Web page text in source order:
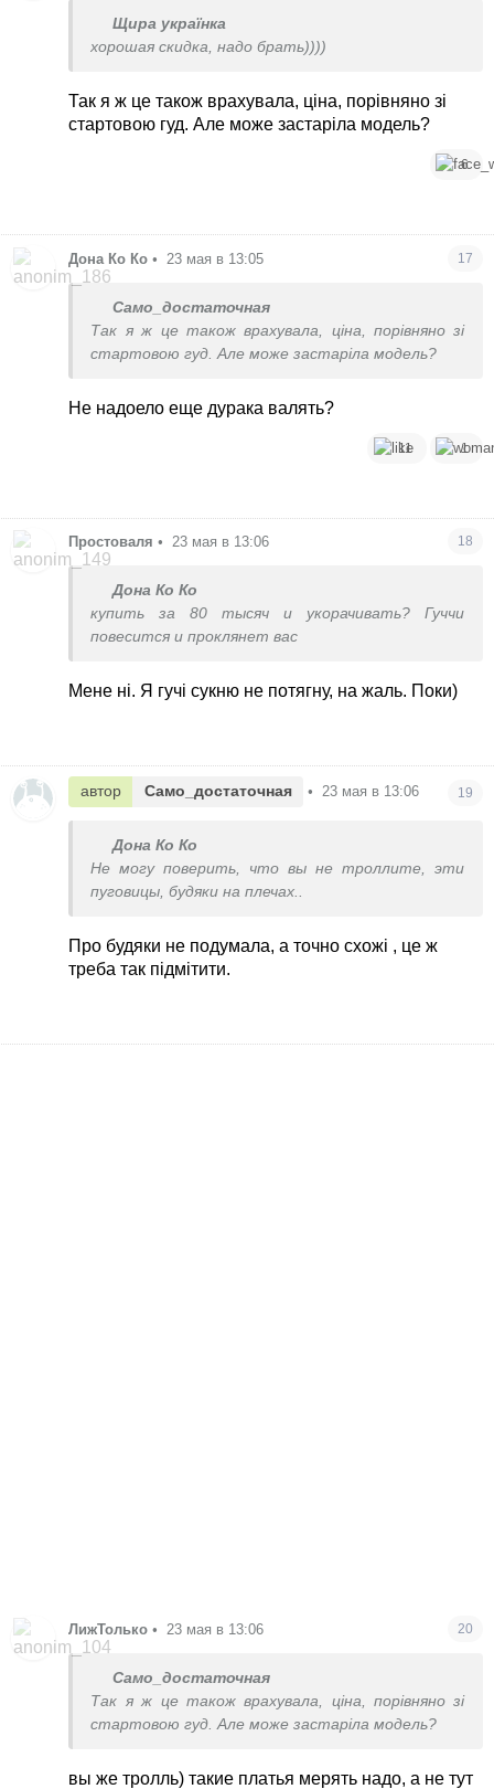
Щира українка
хорошая скидка, надо брать))))
Так я ж це також врахувала, ціна, порівняно зі
стартовою гуд. Але може застаріла модель?
6
Дона Ко Ко • 23 мая в 13:05 17
Само_достаточная
Так я ж це також врахувала, ціна, порівняно зі
стартовою гуд. Але може застаріла модель?
Не надоело еще дурака валять?
11 1
Простоваля • 23 мая в 13:06 18
Дона Ко Ко
купить за 80 тысяч и укорачивать? Гуччи
повесится и проклянет вас
Мене ні. Я гучі сукню не потягну, на жаль. Поки)
автор Само_достаточная • 23 мая в 13:06 19
Дона Ко Ко
Не могу поверить, что вы не троллите, эти
пуговицы, будяки на плечах..
Про будяки не подумала, а точно схожі , це ж
треба так підмітити.
ЛижТолько • 23 мая в 13:06 20
Само_достаточная
Так я ж це також врахувала, ціна, порівняно зі
стартовою гуд. Але може застаріла модель?
вы же тролль) такие платья мерять надо, а не тут